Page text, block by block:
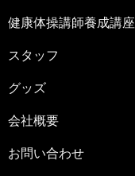
健康体操講師養成講座
スタッフ
グッズ
会社概要
お問い合わせ